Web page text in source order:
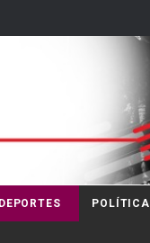
DEPORTES POLÍTICA